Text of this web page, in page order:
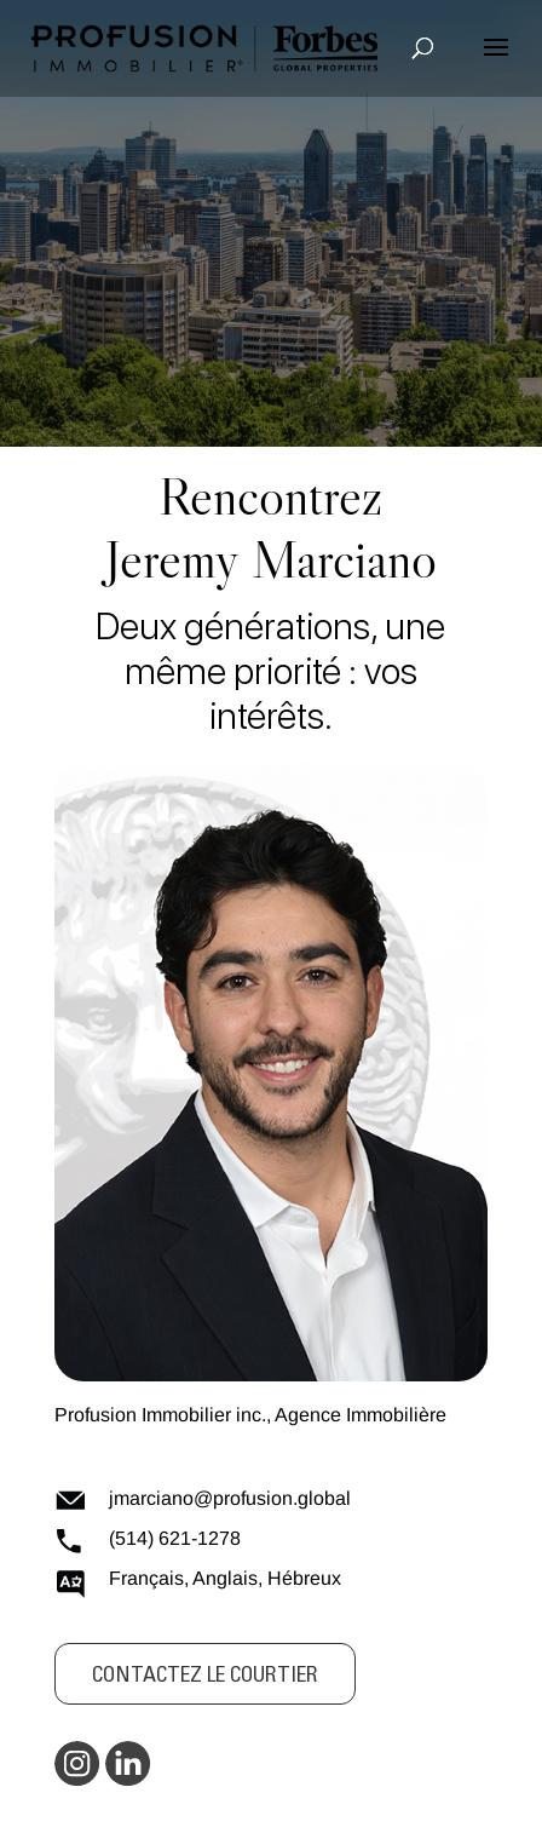
Recherche avancée
Rencontrez
Jeremy Marciano
Deux générations, une
même priorité : vos
intérêts.
Profusion Immobilier inc., Agence Immobilière
jmarciano@profusion.global
(514) 621-1278
Français, Anglais, Hébreux
CONTACTEZ LE COURTIER